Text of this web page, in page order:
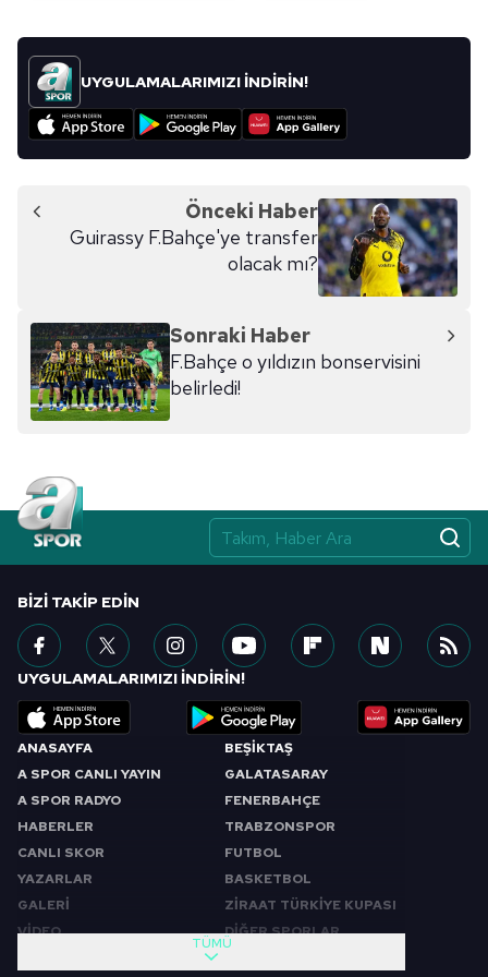
kullanılmaktadır. Bu çerezler vasıtasıyla çeşitli kişisel
verileriniz işlenmekte olup gerekli olan çerezler bilgi
toplumu hizmetlerinin sunulması amacıyla
kullanılmaktadır. Diğer çerezler, sitemizin daha işlevsel
kılınması ve kişiselleştirilmesi ve sizlere yönelik
sınırlı olarak açık rızanız dahilinde kullanılacaktır.
Çerezlere ilişkin tercihlerinizi aşağıda yer alan panel
vasıtasıyla belirleyebilirsiniz. Çerezlere ilişkin detaylı bilgi
Çerez Bilgilendirme
Metnimiziziyaret edebilirsiniz.
6698 sayılı Kişisel Verilerin Korunması Kanunu uyarınca
hazırlanmış Aydınlatma Metnimizi okumak ve sitemizde
UYGULAMALARIMIZI İNDİRİN!
Önceki Haber
Guirassy F.Bahçe'ye transfer
olacak mı?
Sonraki Haber
F.Bahçe o yıldızın bonservisini
belirledi!
ANASAYFA
A SPOR CANLI YAYIN
A SPOR RADYO
HABERLER
CANLI SKOR
YAZARLAR
GALERİ
VİDEO
BEŞİKTAŞ
GALATASARAY
FENERBAHÇE
TRABZONSPOR
FUTBOL
BASKETBOL
ZİRAAT TÜRKİYE KUPASI
DİĞER SPORLAR
TÜMÜ
BIZI TAKIP EDIN
UYGULAMALARIMIZI İNDİRİN!